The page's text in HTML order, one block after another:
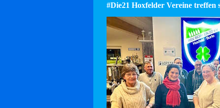
#Die21 Hoxfelder Vereine treffen